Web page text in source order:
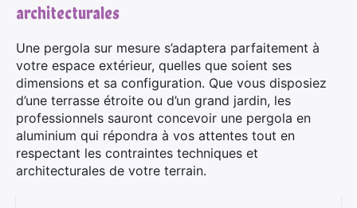
architecturales
Une pergola sur mesure s’adaptera parfaitement à
votre espace extérieur, quelles que soient ses
dimensions et sa configuration. Que vous disposiez
d’une terrasse étroite ou d’un grand jardin, les
professionnels sauront concevoir une pergola en
aluminium qui répondra à vos attentes tout en
respectant les contraintes techniques et
architecturales de votre terrain.